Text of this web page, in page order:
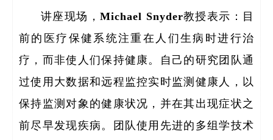
博士
讲座现场，Michael Snyder教授表示：目
前的医疗保健系统注重在人们生病时进行治
疗，而非使人们保持健康。自己的研究团队通
过使用大数据和远程监控实时监测健康人，以
保持监测对象的健康状况，并在其出现症状之
前尽早发现疾病。团队使用先进的多组学技术